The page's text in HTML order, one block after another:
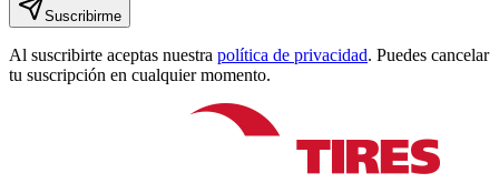
Suscribirme
Al suscribirte aceptas nuestra política de privacidad. Puedes cancelar
tu suscripción en cualquier momento.